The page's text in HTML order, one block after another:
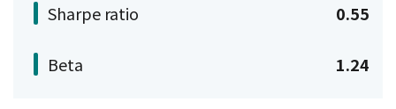
Sharpe ratio 0.55
Beta 1.24